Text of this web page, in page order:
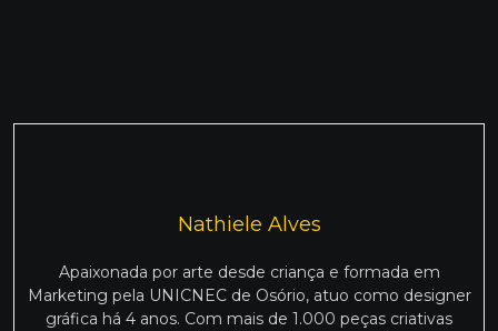
Nathiele Alves
Apaixonada por arte desde criança e formada em
Marketing pela UNICNEC de Osório, atuo como designer
gráfica há 4 anos. Com mais de 1.000 peças criativas